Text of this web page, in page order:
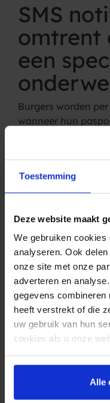
Toestemming
Deze website maakt
We gebruiken
analyseren. Ook
onze site met onze
adverteren en
gegevens combineren
heeft verstrekt of die
uw gebruik van hun
cookies als u onze
Alle
SMS
omtrent
een
Burgers worden
wanneer hun
voorkomen
wachtrijen
effectievere manier
per SMS
Uit onderzoek is
essentiële zaken
document of een
naar hun afspraak.
genotificeerd
manier van werken
ervaren deze SMS